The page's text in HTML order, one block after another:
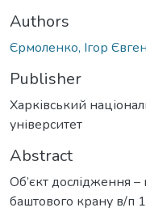
Authors
Єрмоленко, Ігор
Publisher
Харківський
університет
Abstract
Об’єкт дослідження
баштового крану в/п